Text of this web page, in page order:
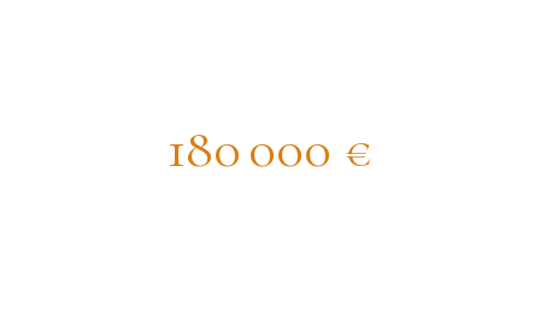
180 000 €